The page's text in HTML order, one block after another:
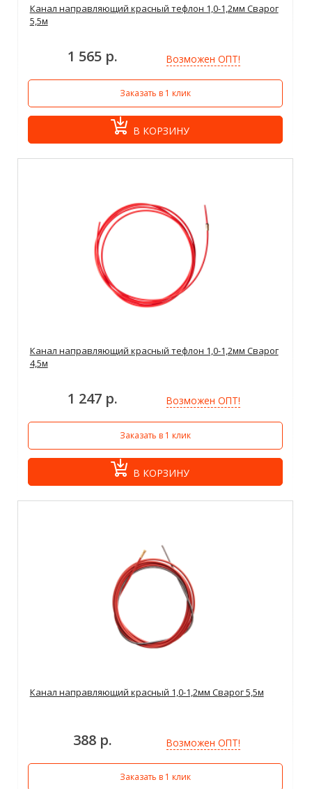
Канал направляющий красный тефлон 1,0-1,2мм Сварог
5,5м
1 565 р. Возможен ОПТ!
Заказать в 1 клик
В КОРЗИНУ
Канал направляющий красный тефлон 1,0-1,2мм Сварог
4,5м
1 247 р. Возможен ОПТ!
Заказать в 1 клик
В КОРЗИНУ
Канал направляющий красный 1,0-1,2мм Сварог 5,5м
388 р. Возможен ОПТ!
Заказать в 1 клик